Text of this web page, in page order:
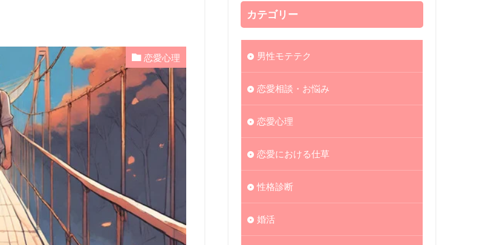
恋愛心理
カテゴリー
男性モテテク
恋愛相談・お悩み
恋愛心理
恋愛における仕草
性格診断
婚活